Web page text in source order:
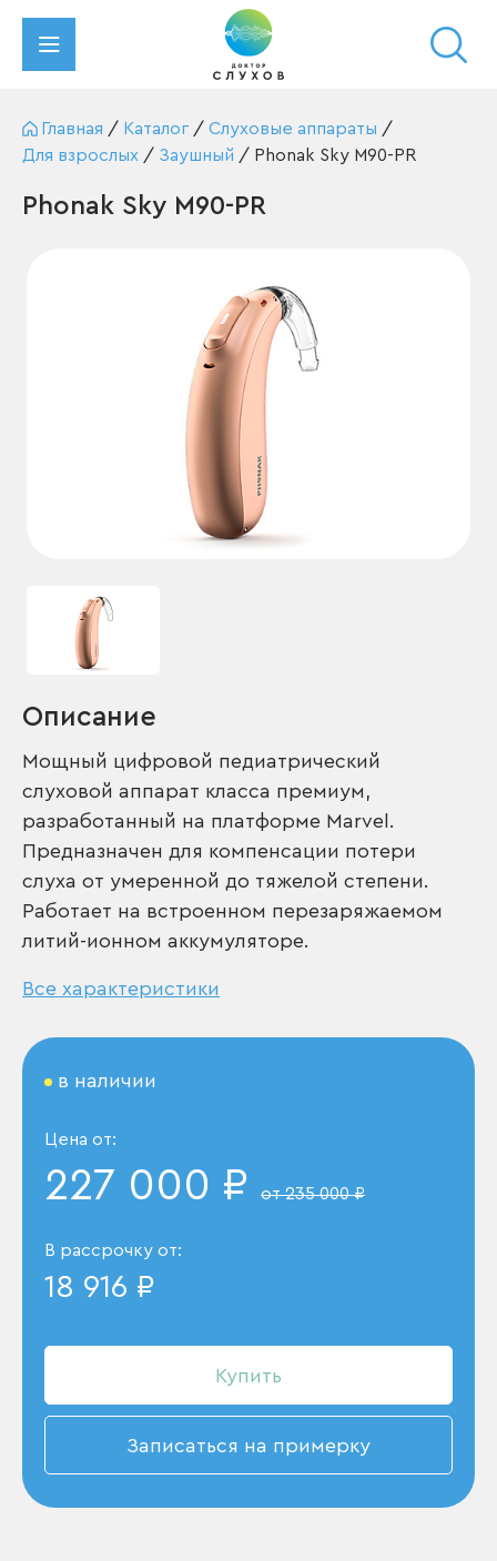
Главная / Каталог / Слуховые аппараты /
Для взрослых / Заушный / Phonak Sky M90-PR
Phonak Sky M90-PR
Описание
Мощный цифровой педиатрический
слуховой аппарат класса премиум,
разработанный на платформе Marvel.
Предназначен для компенсации потери
слуха от умеренной до тяжелой степени.
Работает на встроенном перезаряжаемом
литий-ионном аккумуляторе.
Все характеристики
в наличии
Цена от:
227 000 ₽ от 235 000 ₽
В рассрочку от:
18 916 ₽
Купить
Записаться на примерку